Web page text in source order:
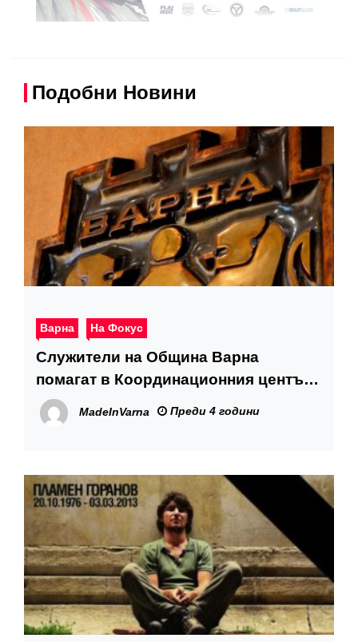
Подобни Новини
Варна На Фокус
Служители на Община Варна
помагат в Координационния център
за бежанци от Украйна
MadeInVarna Преди 4 години